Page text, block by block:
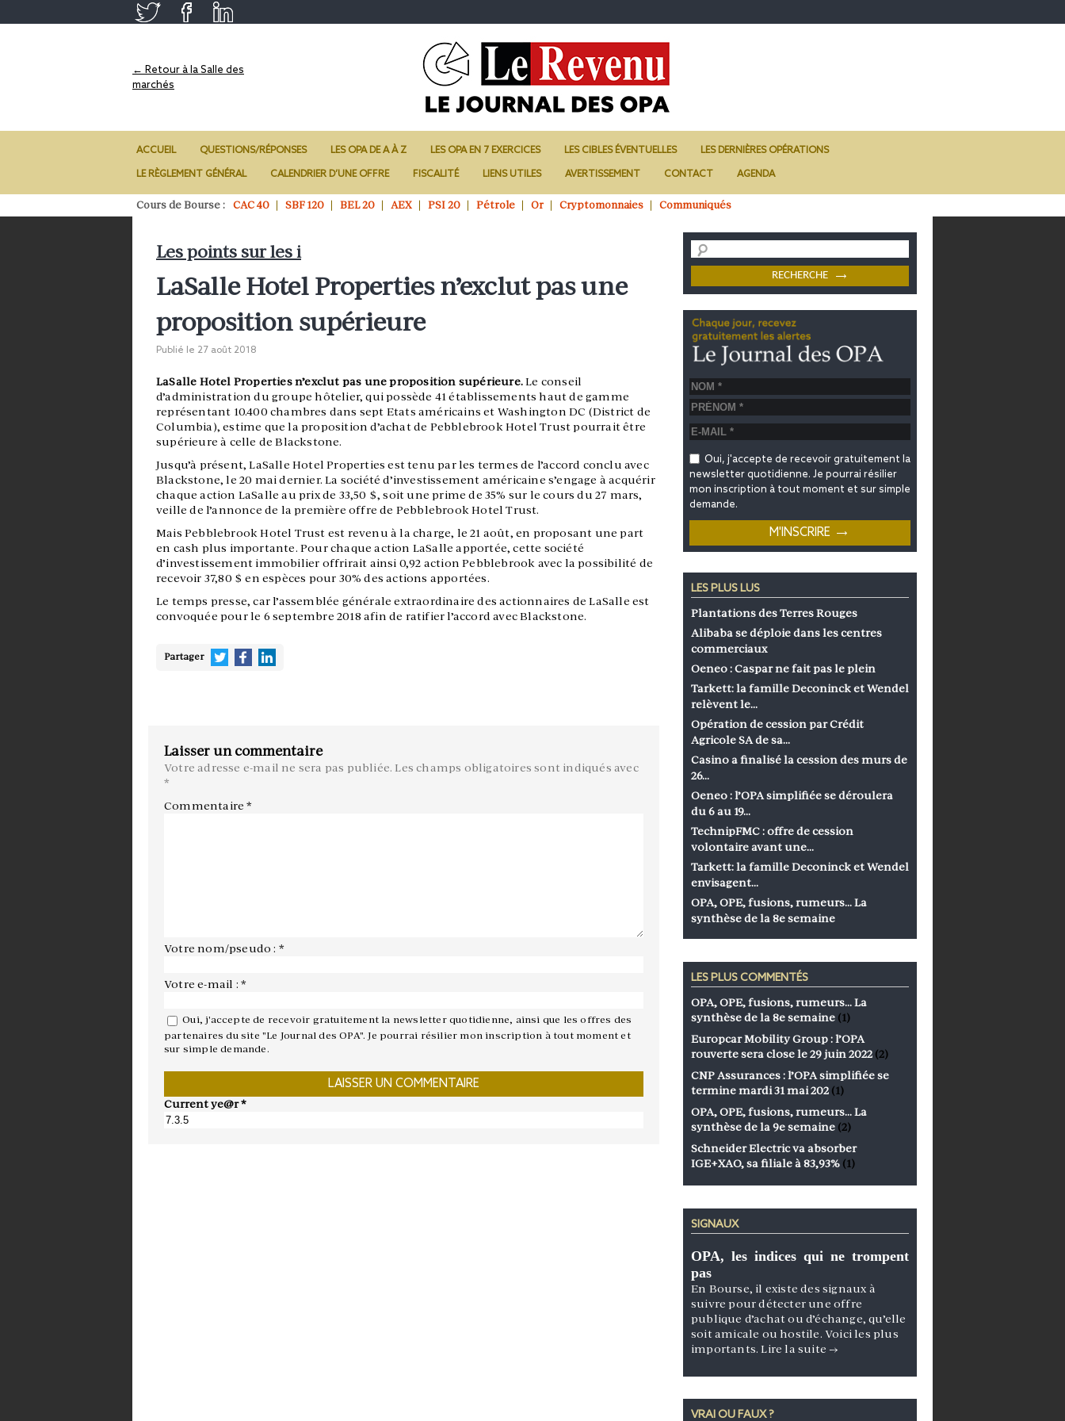
← Retour à la Salle des
marchés
ACCUEIL QUESTIONS/RÉPONSES LES OPA DE A À Z LES OPA EN 7 EXERCICES LES CIBLES ÉVENTUELLES LES DERNIÈRES OPÉRATIONS
LE RÈGLEMENT GÉNÉRAL CALENDRIER D’UNE OFFRE FISCALITÉ LIENS UTILES AVERTISSEMENT CONTACT AGENDA
Cours de Bourse : CAC 40 SBF 120 BEL 20 AEX PSI 20 Pétrole Or Cryptomonnaies Communiqués
Les points sur les i
LaSalle Hotel Properties n’exclut pas une
proposition supérieure
Publié le 27 août 2018
LaSalle Hotel Properties n’exclut pas une proposition supérieure.Le conseil
d’administration du groupe hôtelier, qui possède 41 établissements haut de gamme
représentant 10.400 chambres dans sept Etats américains et Washington DC (District de
Columbia), estime que la proposition d’achat de Pebblebrook Hotel Trust pourrait être
supérieure à celle de Blackstone.
Jusqu’à présent, LaSalle Hotel Properties est tenu par les termes de l’accord conclu avec
Blackstone, le 20 mai dernier. La société d’investissement américaine s’engage à acquérir
chaque action LaSalle au prix de 33,50 $, soit une prime de 35% sur le cours du 27 mars,
veille de l’annonce de la première offre de Pebblebrook Hotel Trust.
Mais Pebblebrook Hotel Trust est revenu à la charge, le 21 août, en proposant une part
en cash plus importante. Pour chaque action LaSalle apportée, cette société
d’investissement immobilier offrirait ainsi 0,92 action Pebblebrook avec la possibilité de
recevoir 37,80 $ en espèces pour 30% des actions apportées.
Le temps presse, car l’assemblée générale extraordinaire des actionnaires de LaSalle est
convoquée pour le 6 septembre 2018 afin de ratifier l’accord avec Blackstone.
Partager
Laisser un commentaire
Votre adresse e-mail ne sera pas publiée. Les champs obligatoires sont indiqués avec
*
Commentaire*
Votre nom/pseudo : *
Votre e-mail : *
Oui, j'accepte de recevoir gratuitement la newsletter quotidienne, ainsi que les offres des
partenaires du site "Le Journal des OPA". Je pourrai résilier mon inscription à tout moment et
sur simple demande.
Current ye@r*
Oui, j'accepte de recevoir gratuitement la
newsletter quotidienne. Je pourrai résilier
mon inscription à tout moment et sur simple
demande.
LES PLUS LUS
Plantations des Terres Rouges
Alibaba se déploie dans les centres
commerciaux
Oeneo : Caspar ne fait pas le plein
Tarkett: la famille Deconinck et Wendel
relèvent le…
Opération de cession par Crédit
Agricole SA de sa…
Casino a finalisé la cession des murs de
26…
Oeneo : l’OPA simplifiée se déroulera
du 6 au 19…
TechnipFMC : offre de cession
volontaire avant une…
Tarkett: la famille Deconinck et Wendel
envisagent…
OPA, OPE, fusions, rumeurs… La
synthèse de la 8e semaine
LES PLUS COMMENTÉS
OPA, OPE, fusions, rumeurs… La
synthèse de la 8e semaine (1)
Europcar Mobility Group : l’OPA
rouverte sera close le 29 juin 2022 (2)
CNP Assurances : l’OPA simplifiée se
termine mardi 31 mai 202 (1)
OPA, OPE, fusions, rumeurs… La
synthèse de la 9e semaine (2)
Schneider Electric va absorber
IGE+XAO, sa filiale à 83,93% (1)
SIGNAUX
OPA, les indices qui ne trompent
pas
En Bourse, il existe des signaux à
suivre pour détecter une offre
publique d’achat ou d’échange, qu’elle
soit amicale ou hostile. Voici les plus
importants.Lire la suite →
VRAI OU FAUX ?